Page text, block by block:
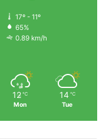
17º - 11º
65%
0.89 km/h
12 ℃
Mon
14 ℃
Tue